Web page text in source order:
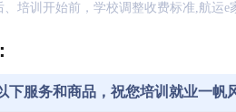
培训开始前，学校调整收费标准,航运
下服务和商品，祝您培训就业一帆